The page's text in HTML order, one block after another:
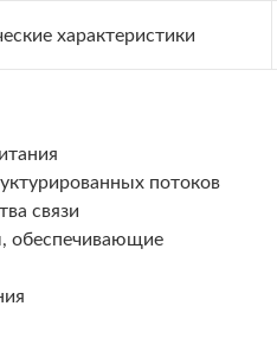
характеристики
потоков
связи
обеспечивающие